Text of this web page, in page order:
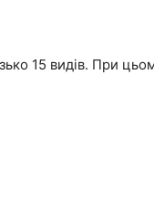
15 видів. При